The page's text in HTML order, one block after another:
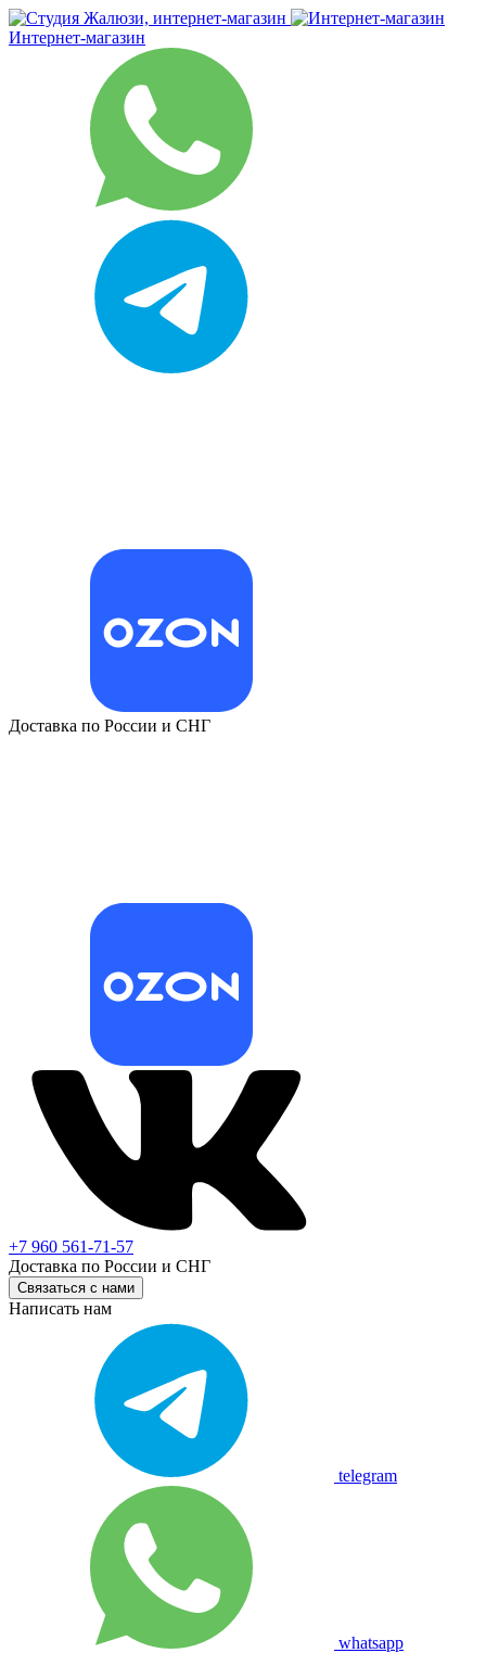
Интернет-магазин
Доставка по России и СНГ
+7 960 561-71-57
Доставка по России и СНГ
Связаться с нами
Написать нам
telegram
whatsapp